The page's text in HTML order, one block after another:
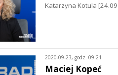
Katarzyna Kotula
2020-09-23, godz. 09:21
Maciej Kopeć